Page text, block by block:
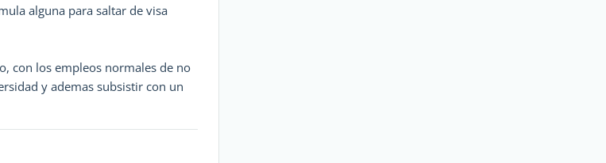
alguna para saltar de visa
con los empleos normales de no
y ademas subsistir con un